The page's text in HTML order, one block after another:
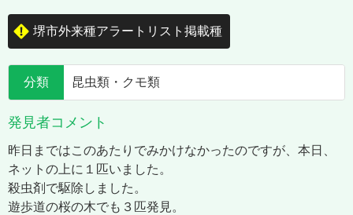
堺市外来種アラートリスト掲載種
分類 昆虫類・クモ類
発見者コメント
昨日まではこのあたりでみかけなかったのですが、本日、
ネットの上に１匹いました。
殺虫剤で駆除しました。
遊歩道の桜の木でも３匹発見。